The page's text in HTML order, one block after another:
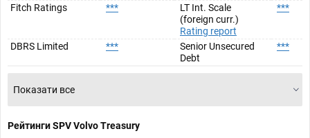
Fitch Ratings
***
LT Int. Scale
(foreign curr.)
Rating report
***
DBRS Limited ***
Senior Unsecured
Debt
***
Показати все
Рейтинги SPVVolvo Treasury